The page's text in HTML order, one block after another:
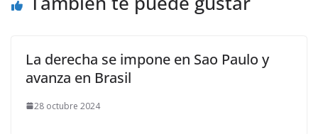
La derecha se impone en Sao Paulo y
avanza en Brasil
28 octubre 2024